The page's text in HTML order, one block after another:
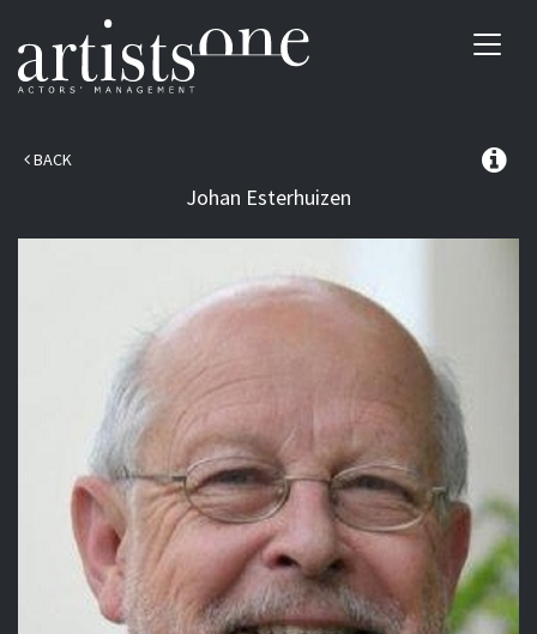
BACK
Johan Esterhuizen